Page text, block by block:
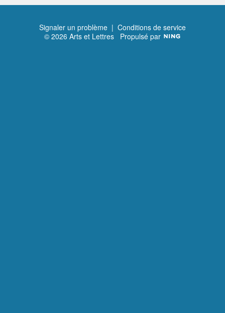
Signaler un problème | Conditions de service
© 2026 Arts et Lettres Propulsé par